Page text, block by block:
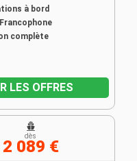
à bord
complète
LES OFFRES
dès
2 089 €